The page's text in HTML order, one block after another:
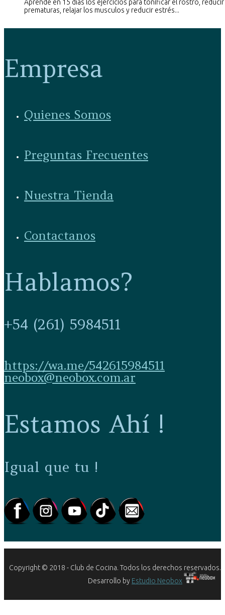
Aprende en 15 días los ejercicios para tonificar el rostro, reducir
prematuras, relajar los musculos y reducir estrés...
Empresa
Quienes Somos
Preguntas Frecuentes
Nuestra Tienda
Contactanos
Hablamos?
+54 (261) 5984511
https://wa.me/542615984511
neobox@neobox.com.ar
Estamos Ahí !
Igual que tu !
Copyright © 2018 - Club de Cocina. Todos los derechos reservados.
Desarrollo by Estudio Neobox